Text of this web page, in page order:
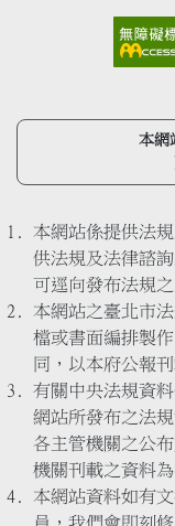
本網
本網站係提供法
供法規及法律諮
可逕向發布法規
本網站之臺北市
檔或書面編排製
同，以本府公報
有關中央法規資
網站所發布之法
各主管機關之公
機關刊載之資料為
本網站資料如有
員，我們會即刻修